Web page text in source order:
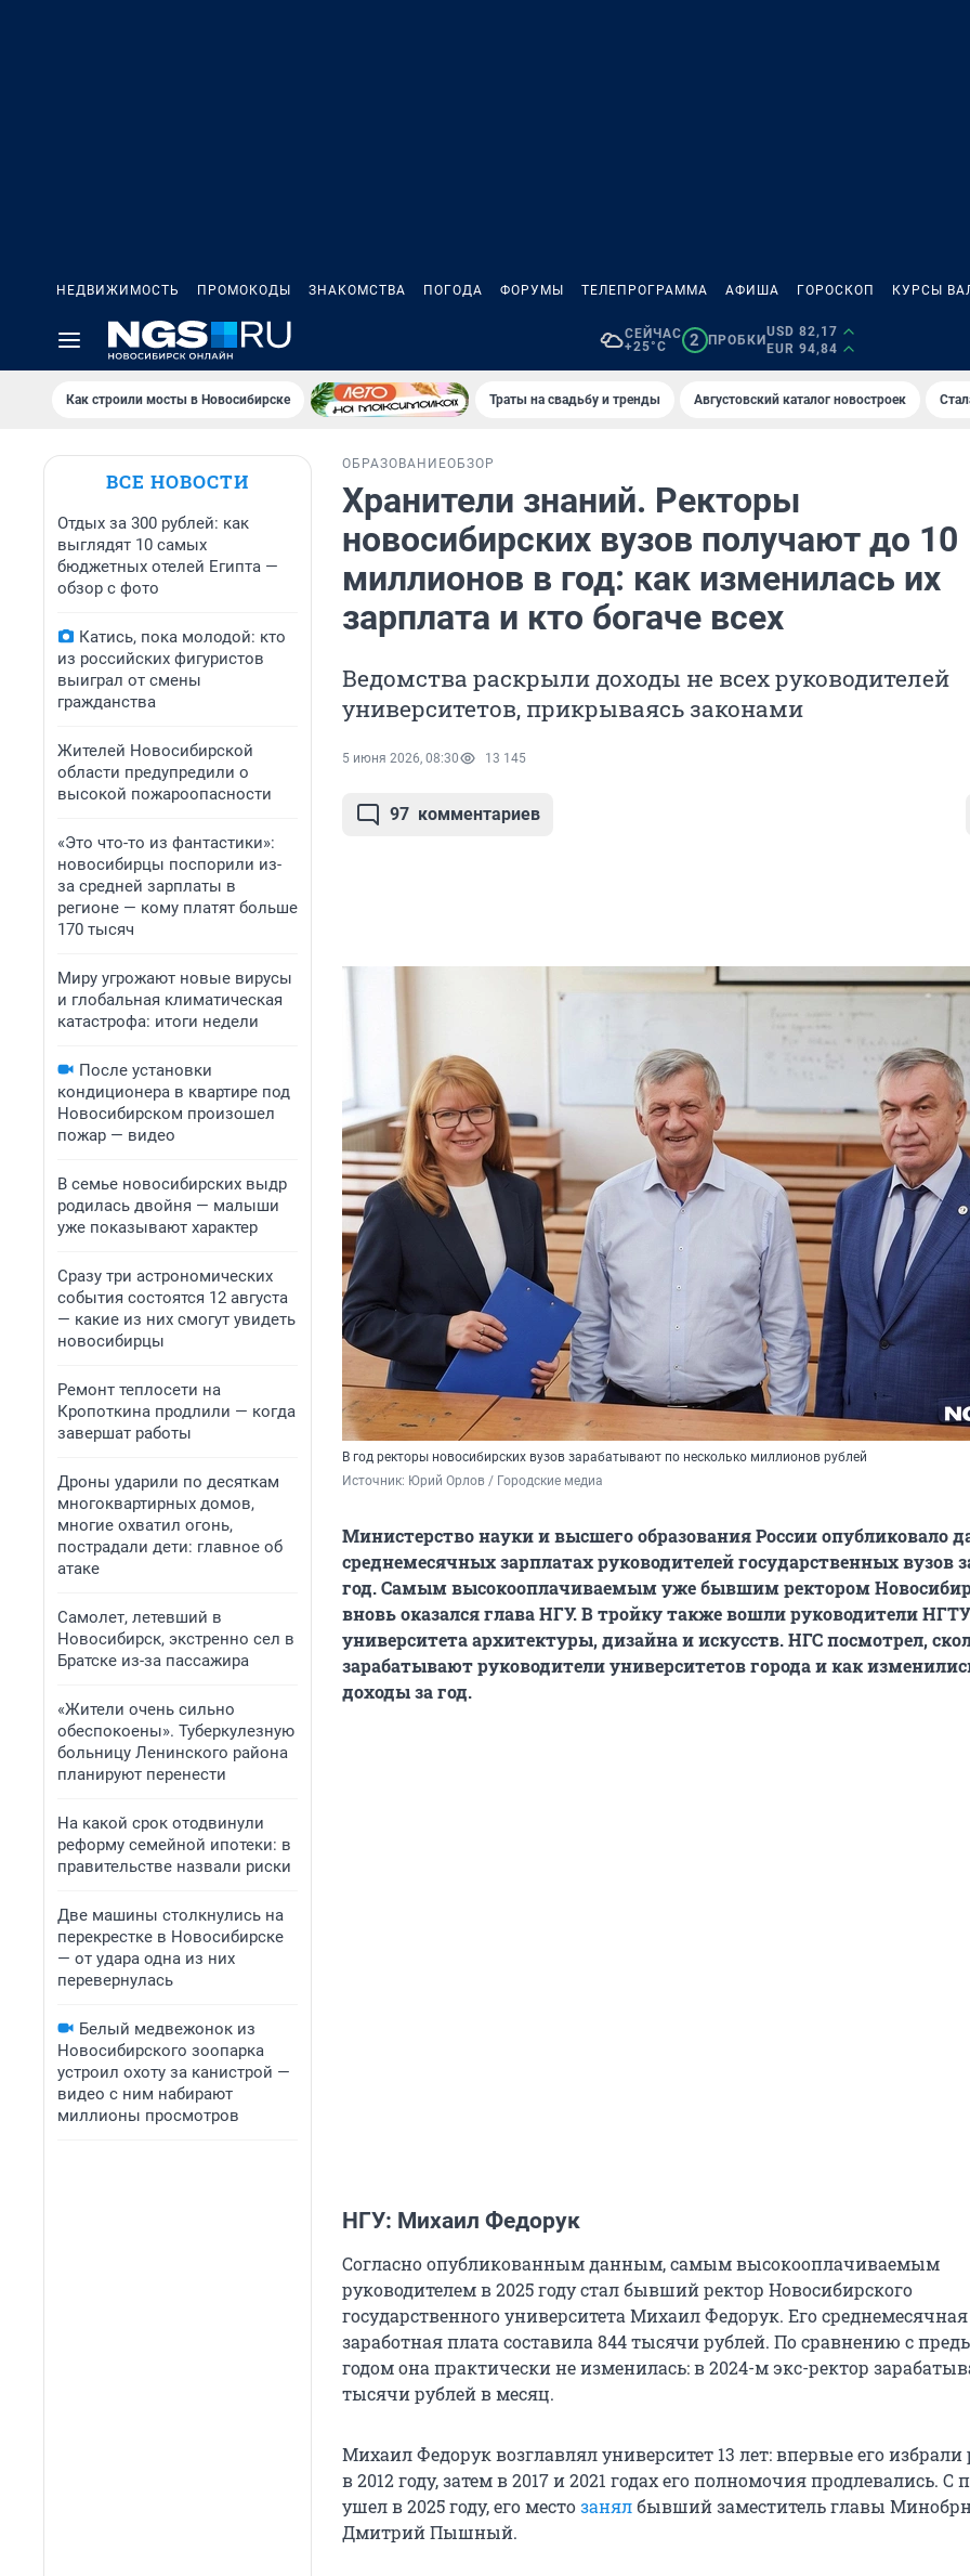
НЕДВИЖИМОСТЬ ПРОМОКОДЫ ЗНАКОМСТВА ПОГОДА ФОРУМЫ ТЕЛЕПРОГРАММА АФИША ГОРОСКОП КУРСЫ
СЕЙЧАС
+25°C
2 ПРОБКИ
USD 82,17
EUR 94,84
Как строили мосты в Новосибирске Траты на свадьбу и тренды Августовский каталог новостроек
ВСЕ НОВОСТИ
Отдых за 300 рублей: как
выглядят 10 самых
бюджетных отелей Египта —
обзор с фото
Катись, пока молодой: кто
из российских фигуристов
выиграл от смены
гражданства
Жителей Новосибирской
области предупредили о
высокой пожароопасности
«Это что-то из фантастики»:
новосибирцы поспорили из-
за средней зарплаты в
регионе — кому платят больше
170 тысяч
Миру угрожают новые вирусы
и глобальная климатическая
катастрофа: итоги недели
После установки
кондиционера в квартире под
Новосибирском произошел
пожар — видео
В семье новосибирских выдр
родилась двойня — малыши
уже показывают характер
Сразу три астрономических
события состоятся 12 августа
— какие из них смогут увидеть
новосибирцы
Ремонт теплосети на
Кропоткина продлили — когда
завершат работы
Дроны ударили по десяткам
многоквартирных домов,
многие охватил огонь,
пострадали дети: главное об
атаке
Самолет, летевший в
Новосибирск, экстренно сел в
Братске из-за пассажира
«Жители очень сильно
обеспокоены». Туберкулезную
больницу Ленинского района
планируют перенести
На какой срок отодвинули
реформу семейной ипотеки: в
правительстве назвали риски
Две машины столкнулись на
перекрестке в Новосибирске
— от удара одна из них
перевернулась
Белый медвежонок из
Новосибирского зоопарка
устроил охоту за канистрой —
видео с ним набирают
миллионы просмотров
ОБРАЗОВАНИЕОБЗОР
Хранители знаний. Ректоры
новосибирских вузов получают до 10
миллионов в год: как изменилась их
зарплата и кто богаче всех
Ведомства раскрыли доходы не всех руководителей
университетов, прикрываясь законами
5 июня 2026, 08:30 13 145
97 комментариев
В год ректоры новосибирских вузов зарабатывают по несколько миллионов рублей
Источник: Юрий Орлов / Городские медиа
Министерство науки и высшего образования России опубликовало
среднемесячных зарплатах руководителей государственных вузов
год. Самым высокооплачиваемым уже бывшим ректором
вновь оказался глава НГУ. В тройку также вошли руководители
университета архитектуры, дизайна и искусств. НГС посмотрел,
зарабатывают руководители университетов города и как
доходы за год.
НГУ: Михаил Федорук
Согласно опубликованным данным, самым высокооплачиваемым
руководителем в 2025 году стал бывший ректор Новосибирского
государственного университета Михаил Федорук. Его среднемесячная
заработная плата составила 844 тысячи рублей. По сравнению с
годом она практически не изменилась: в 2024-м экс-ректор
тысячи рублей в месяц.
Михаил Федорук возглавлял университет 13 лет: впервые его избрали
в 2012 году, затем в 2017 и 2021 годах его полномочия продлевались. С
ушел в 2025 году, его местозанялбывший заместитель главы
Дмитрий Пышный.